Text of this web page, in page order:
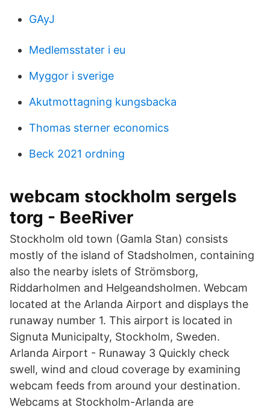
GAyJ
Medlemsstater i eu
Myggor i sverige
Akutmottagning kungsbacka
Thomas sterner economics
Beck 2021 ordning
webcam stockholm sergels
torg - BeeRiver
Stockholm old town (Gamla Stan) consists
mostly of the island of Stadsholmen, containing
also the nearby islets of Strömsborg,
Riddarholmen and Helgeandsholmen. Webcam
located at the Arlanda Airport and displays the
runaway number 1. This airport is located in
Signuta Municipalty, Stockholm, Sweden.
Arlanda Airport - Runaway 3 Quickly check
swell, wind and cloud coverage by examining
webcam feeds from around your destination.
Webcams at Stockholm-Arlanda are